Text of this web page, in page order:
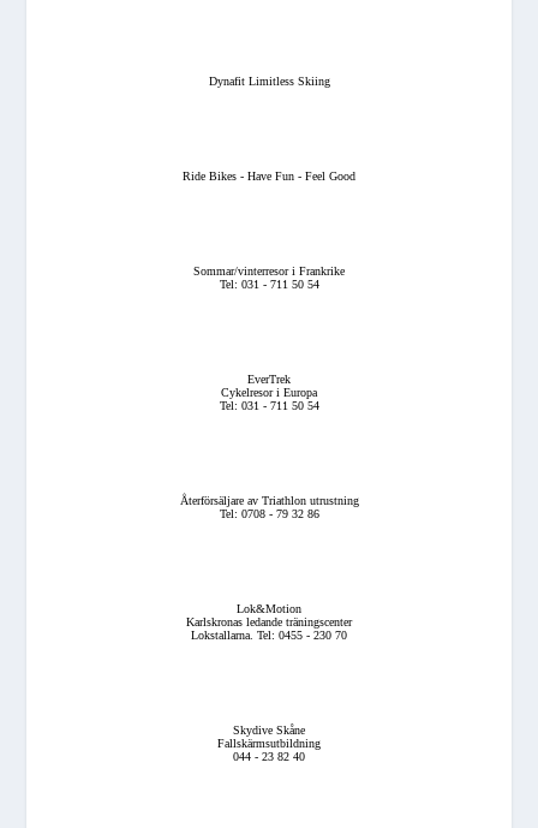
Dynafit Limitless Skiing
Ride Bikes - Have Fun - Feel Good
Sommar/vinterresor i Frankrike
Tel: 031 - 711 50 54
EverTrek
Cykelresor i Europa
Tel: 031 - 711 50 54
Återförsäljare av Triathlon utrustning
Tel: 0708 - 79 32 86
Lok&Motion
Karlskronas ledande träningscenter
Lokstallarna. Tel: 0455 - 230 70
Skydive Skåne
Fallskärmsutbildning
044 - 23 82 40